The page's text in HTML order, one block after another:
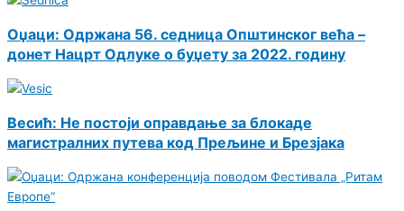
Оџаци: Одржана 56. седница Општинског већа –
донет Нацрт Одлуке о буџету за 2022. годину
Весић: Не постоји оправдање за блокаде
магистралних путева код Прељине и Брезјака